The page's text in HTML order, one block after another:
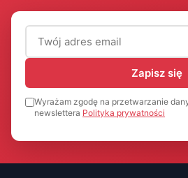
Adres email (wymagany)
Zapisz się
Wyrażam zgodę na przetwarzanie
newslettera Polityka prywatności